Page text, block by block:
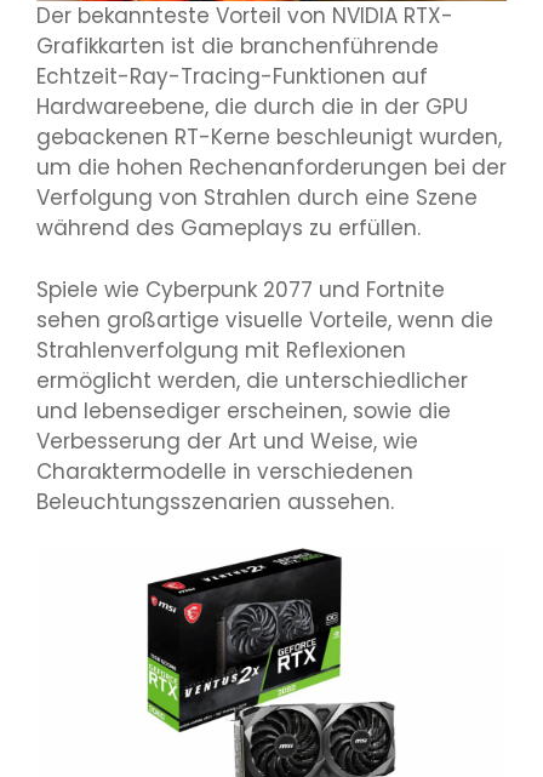
Der bekannteste Vorteil von NVIDIA RTX-
Grafikkarten ist die branchenführende
Echtzeit-Ray-Tracing-Funktionen auf
Hardwareebene, die durch die in der GPU
gebackenen RT-Kerne beschleunigt wurden,
um die hohen Rechenanforderungen bei der
Verfolgung von Strahlen durch eine Szene
während des Gameplays zu erfüllen.
Spiele wie Cyberpunk 2077 und Fortnite
sehen großartige visuelle Vorteile, wenn die
Strahlenverfolgung mit Reflexionen
ermöglicht werden, die unterschiedlicher
und lebensediger erscheinen, sowie die
Verbesserung der Art und Weise, wie
Charaktermodelle in verschiedenen
Beleuchtungsszenarien aussehen.